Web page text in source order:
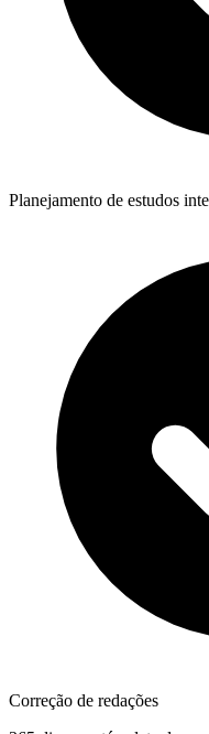
Planejamento de estudos
Correção de redações